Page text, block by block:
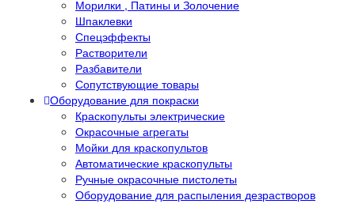
Морилки , Патины и Золочение
Шпаклевки
Спецэффекты
Растворители
Разбавители
Сопутствующие товары
Оборудование для покраски
Краскопульты электрические
Окрасочные агрегаты
Мойки для краскопультов
Автоматические краскопульты
Ручные окрасочные пистолеты
Оборудование для распыления дезрастворов